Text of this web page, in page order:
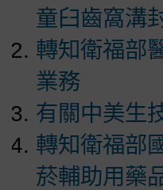
童臼齒窩溝
轉知衛福部
業務
有關中美生
轉知衛福部
菸輔助用藥